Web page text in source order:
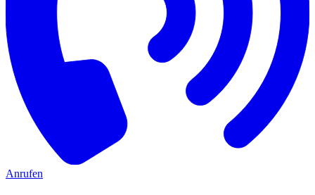
Anrufen